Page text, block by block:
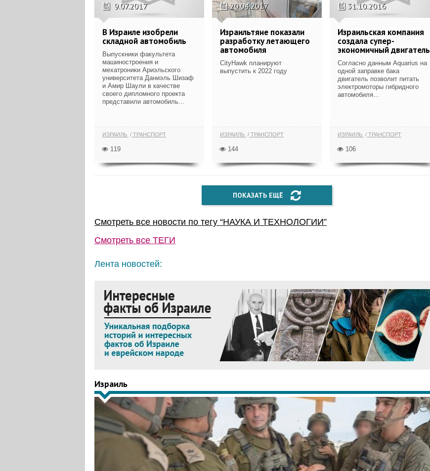
9.07.2017
В Израиле изобрели
складной автомобиль
Выпускники факультета
машиностроения и
мехатроники Ариэльского
университета Даниэль Шизаф
и Амир Шаули в качестве
своего дипломного проекта
представили автомобиль...
ИЗРАИЛЬ ТРАНСПОРТ
119
20.04.2017
Израильтяне показали
разработку летающего
автомобиля
CityHawk планируют
выпустить к 2022 году
ИЗРАИЛЬ ТРАНСПОРТ
144
31.10.2016
Израильская компания
создала супер-
экономичный двигатель
Согласно данным Aquarius на
одной заправке бака
двигатель позволит питать
электромоторы гибридного
автомобиля...
ИЗРАИЛЬ ТРАНСПОРТ
106
ПОКАЗАТЬ ЕЩЁ
Смотреть все новости по тегу “НАУКА И ТЕХНОЛОГИИ”
Смотреть все ТЕГИ
Лента новостей:
Израиль